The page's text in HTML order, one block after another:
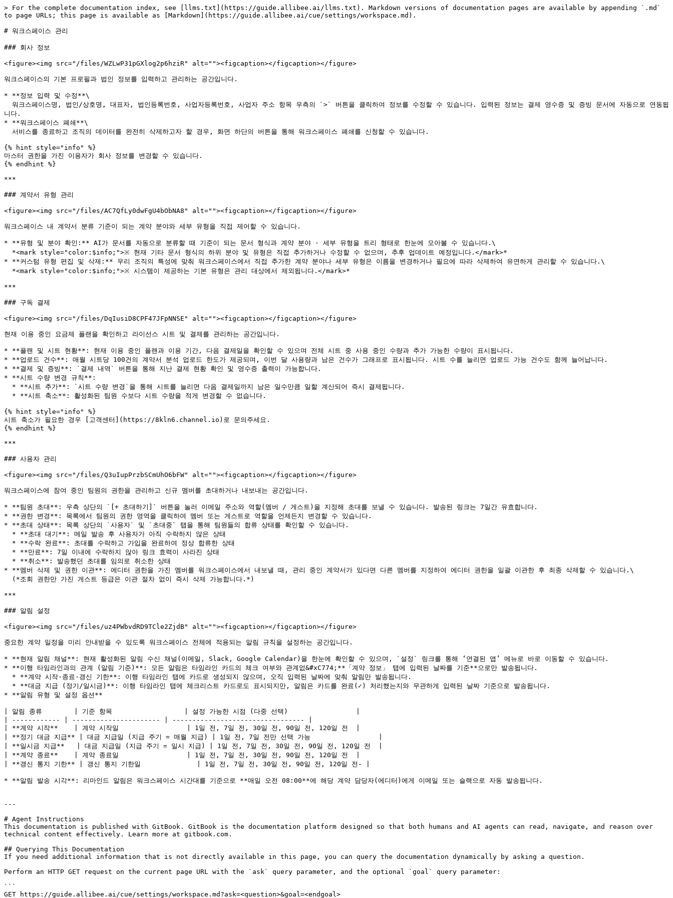
> For the complete documentation index, see [llms.txt](https://guide.allibee.ai/llms.txt). Markdown versions of documentation pages are available by appending `.md`
to page URLs; this page is available as [Markdown](https://guide.allibee.ai/cue/settings/workspace.md).
# 워크스페이스 관리
### 회사 정보
<figure><img src="/files/WZLwP31pGXlog2p6hziR" alt=""><figcaption></figcaption></figure>
워크스페이스의 기본 프로필과 법인 정보를 입력하고 관리하는 공간입니다.
* **정보 입력 및 수정**\
니다.
* **워크스페이스 폐쇄**\
{% hint style="info" %}
마스터 권한을 가진 이용자가 회사 정보를 변경할 수 있습니다.
{% endhint %}
***
### 계약서 유형 관리
<figure><img src="/files/AC7QfLy0dwFgU4bObNA8" alt=""><figcaption></figcaption></figure>
워크스페이스 내 계약서 분류 기준이 되는 계약 분야와 세부 유형을 직접 제어할 수 있습니다.
* **유형 및 분야 확인:** AI가 문서를 자동으로 분류할 때 기준이 되는 문서 형식과 계약 분야 · 세부 유형을 트리 형태로 한눈에 모아볼 수 있습니다.\
* **커스텀 유형 편집 및 삭제:** 우리 조직의 특성에 맞춰 워크스페이스에서 직접 추가한 계약 분야나 세부 유형은 이름을 변경하거나 필요에 따라 삭제하여 유연하게 관리할 수 있습니다.\
***
### 구독 결제
<figure><img src="/files/DqIusiD8CPF47JFpNNSE" alt=""><figcaption></figcaption></figure>
현재 이용 중인 요금제 플랜을 확인하고 라이선스 시트 및 결제를 관리하는 공간입니다.
* **플랜 및 시트 현황**: 현재 이용 중인 플랜과 이용 기간, 다음 결제일을 확인할 수 있으며 전체 시트 중 사용 중인 수량과 추가 가능한 수량이 표시됩니다.
* **업로드 건수**: 매월 시트당 100건의 계약서 분석 업로드 한도가 제공되며, 이번 달 사용량과 남은 건수가 그래프로 표시됩니다. 시트 수를 늘리면 업로드 가능 건수도 함께 늘어납니다.
* **결제 및 증빙**: `결제 내역` 버튼을 통해 지난 결제 현황 확인 및 영수증 출력이 가능합니다.
* **시트 수량 변경 규칙**:
{% hint style="info" %}
시트 축소가 필요한 경우 [고객센터](https://8kln6.channel.io)로 문의주세요.
{% endhint %}
***
### 사용자 관리
<figure><img src="/files/Q3uIupPrzbSCmUhO6bFW" alt=""><figcaption></figcaption></figure>
워크스페이스에 참여 중인 팀원의 권한을 관리하고 신규 멤버를 초대하거나 내보내는 공간입니다.
* **팀원 초대**: 우측 상단의 `[+ 초대하기]` 버튼을 눌러 이메일 주소와 역할(멤버 / 게스트)을 지정해 초대를 보낼 수 있습니다. 발송된 링크는 7일간 유효합니다.
* **권한 변경**: 목록에서 팀원의 권한 영역을 클릭하여 멤버 또는 게스트로 역할을 언제든지 변경할 수 있습니다.
* **초대 상태**: 목록 상단의 `사용자` 및 `초대중` 탭을 통해 팀원들의 합류 상태를 확인할 수 있습니다.
* **멤버 삭제 및 권한 이관**: 에디터 권한을 가진 멤버를 워크스페이스에서 내보낼 때, 관리 중인 계약서가 있다면 다른 멤버를 지정하여 에디터 권한을 일괄 이관한 후 최종 삭제할 수 있습니다.\
***
### 알림 설정
<figure><img src="/files/uz4PWbvdRD9TCle2ZjdB" alt=""><figcaption></figcaption></figure>
중요한 계약 일정을 미리 안내받을 수 있도록 워크스페이스 전체에 적용되는 알림 규칙을 설정하는 공간입니다.
* **현재 알림 채널**: 현재 활성화된 알림 수신 채널(이메일, Slack, Google Calendar)을 한눈에 확인할 수 있으며, `설정` 링크를 통해 ‘연결된 앱’ 메뉴로 바로 이동할 수 있습니다.
* **이행 타임라인과의 관계 (알림 기준)**: 모든 알림은 타임라인 카드의 체크 여부와 관계없&#xC774;**「계약 정보」 탭에 입력된 날짜를 기준**으로만 발송됩니다.
* **알림 유형 및 설정 옵션**
| 알림 종류        | 기준 항목                  | 설정 가능한 시점 (다중 선택)                 |
| ------------ | ---------------------- | --------------------------------- |
| **계약 시작**    | 계약 시작일                 | 1일 전, 7일 전, 30일 전, 90일 전, 120일 전  |
| **정기 대금 지급** | 대금 지급일 (지급 주기 = 매월 지급) | 1일 전, 7일 전만 선택 가능                 |
| **일시금 지급**   | 대금 지급일 (지급 주기 = 일시 지급) | 1일 전, 7일 전, 30일 전, 90일 전, 120일 전  |
| **계약 종료**    | 계약 종료일                 | 1일 전, 7일 전, 30일 전, 90일 전, 120일 전  |
| **갱신 통지 기한** | 갱신 통지 기한일              | 1일 전, 7일 전, 30일 전, 90일 전, 120일 전- |
* **알림 발송 시각**: 리마인드 알림은 워크스페이스 시간대를 기준으로 **매일 오전 08:00**에 해당 계약 담당자(에디터)에게 이메일 또는 슬랙으로 자동 발송됩니다.
---
# Agent Instructions
This documentation is published with GitBook. GitBook is the documentation platform designed so that both humans and AI agents can read, navigate, and reason over
technical content effectively. Learn more at gitbook.com.
## Querying This Documentation
If you need additional information that is not directly available in this page, you can query the documentation dynamically by asking a question.
Perform an HTTP GET request on the current page URL with the `ask` query parameter, and the optional `goal` query parameter:
```
GET https://guide.allibee.ai/cue/settings/workspace.md?ask=<question>&goal=<endgoal>